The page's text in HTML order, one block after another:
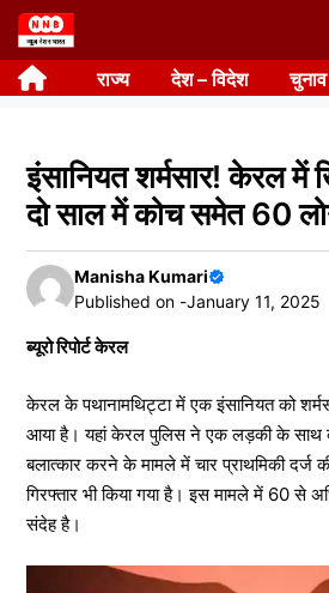
Skip
to
content राज्य देश – विदेश
इंसानियत शर्मसार! केरल में
दो साल में कोच समेत 60
Manisha Kumari
Published on -January 11, 2025
ब्यूरो रिपोर्ट केरल
केरल के पथानामथिट्टा में एक इंसानियत को
आया है। यहां केरल पुलिस ने एक लड़की के साथ
बलात्कार करने के मामले में चार प्राथमिकी दर्ज
गिरफ्तार भी किया गया है। इस मामले में 60 से
संदेह है।